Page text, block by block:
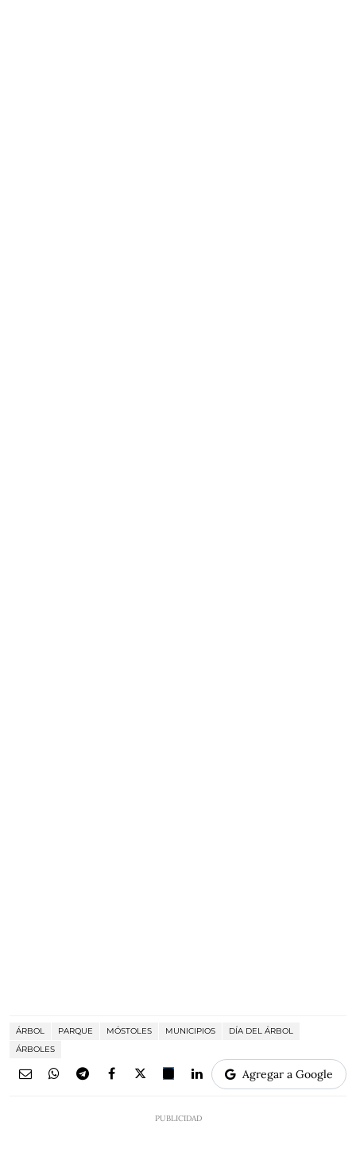
ÁRBOL PARQUE MÓSTOLES MUNICIPIOS
DÍA DEL ÁRBOL
ÁRBOLES
Agregar a Google